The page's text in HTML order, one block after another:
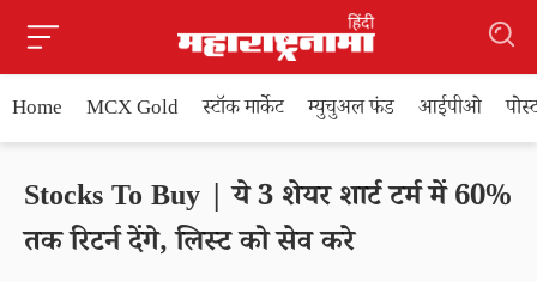
Home MCX Gold स्टॉक मार्केट म्युचुअल फंड आईपीओ
Stocks To Buy | ये 3 शेयर शार्ट टर्म में 60%
तक रिटर्न देंगे, लिस्ट को सेव करे